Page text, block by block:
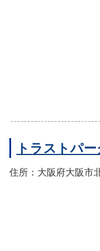
トラストパ
住所：大阪府大阪市